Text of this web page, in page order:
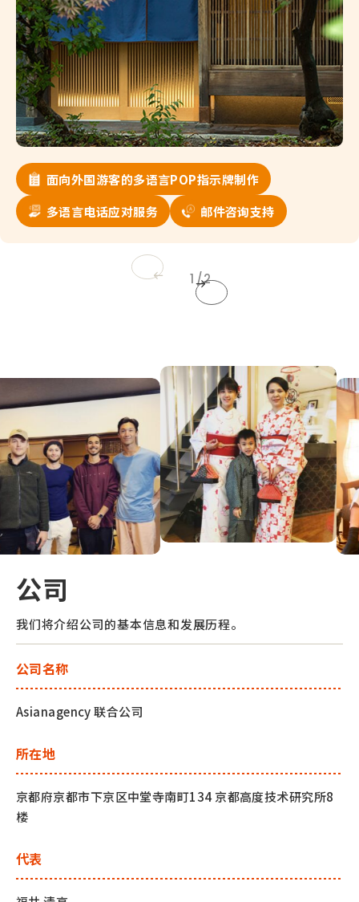
面向外国游客的多语言POP指示牌制作
多语言电话应对服务
邮件咨询支持
1 2
公司
我们将介绍公司的基本信息和发展历程。
公司名称
Asianagency 联合公司
所在地
京都府京都市下京区中堂寺南町134 京都高度技术研究所8
楼
代表